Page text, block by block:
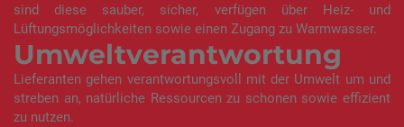
sind diese sauber, sicher, verfügen über Heiz- und
Lüftungsmöglichkeiten sowie einen Zugang zu Warmwasser.
Umweltverantwortung
Lieferanten gehen verantwortungsvoll mit der Umwelt um und
streben an, natürliche Ressourcen zu schonen sowie effizient
zu nutzen.